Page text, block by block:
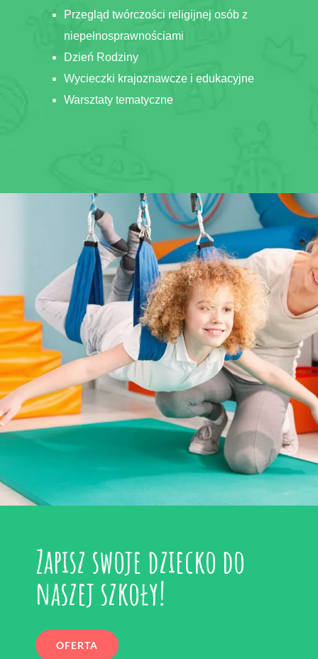
Przegląd twórczości religijnej osób z
niepełnosprawnościami
Dzień Rodziny
Wycieczki krajoznawcze i edukacyjne
Warsztaty tematyczne
Zapisz swoje dziecko do
naszej szkoły!
OFERTA